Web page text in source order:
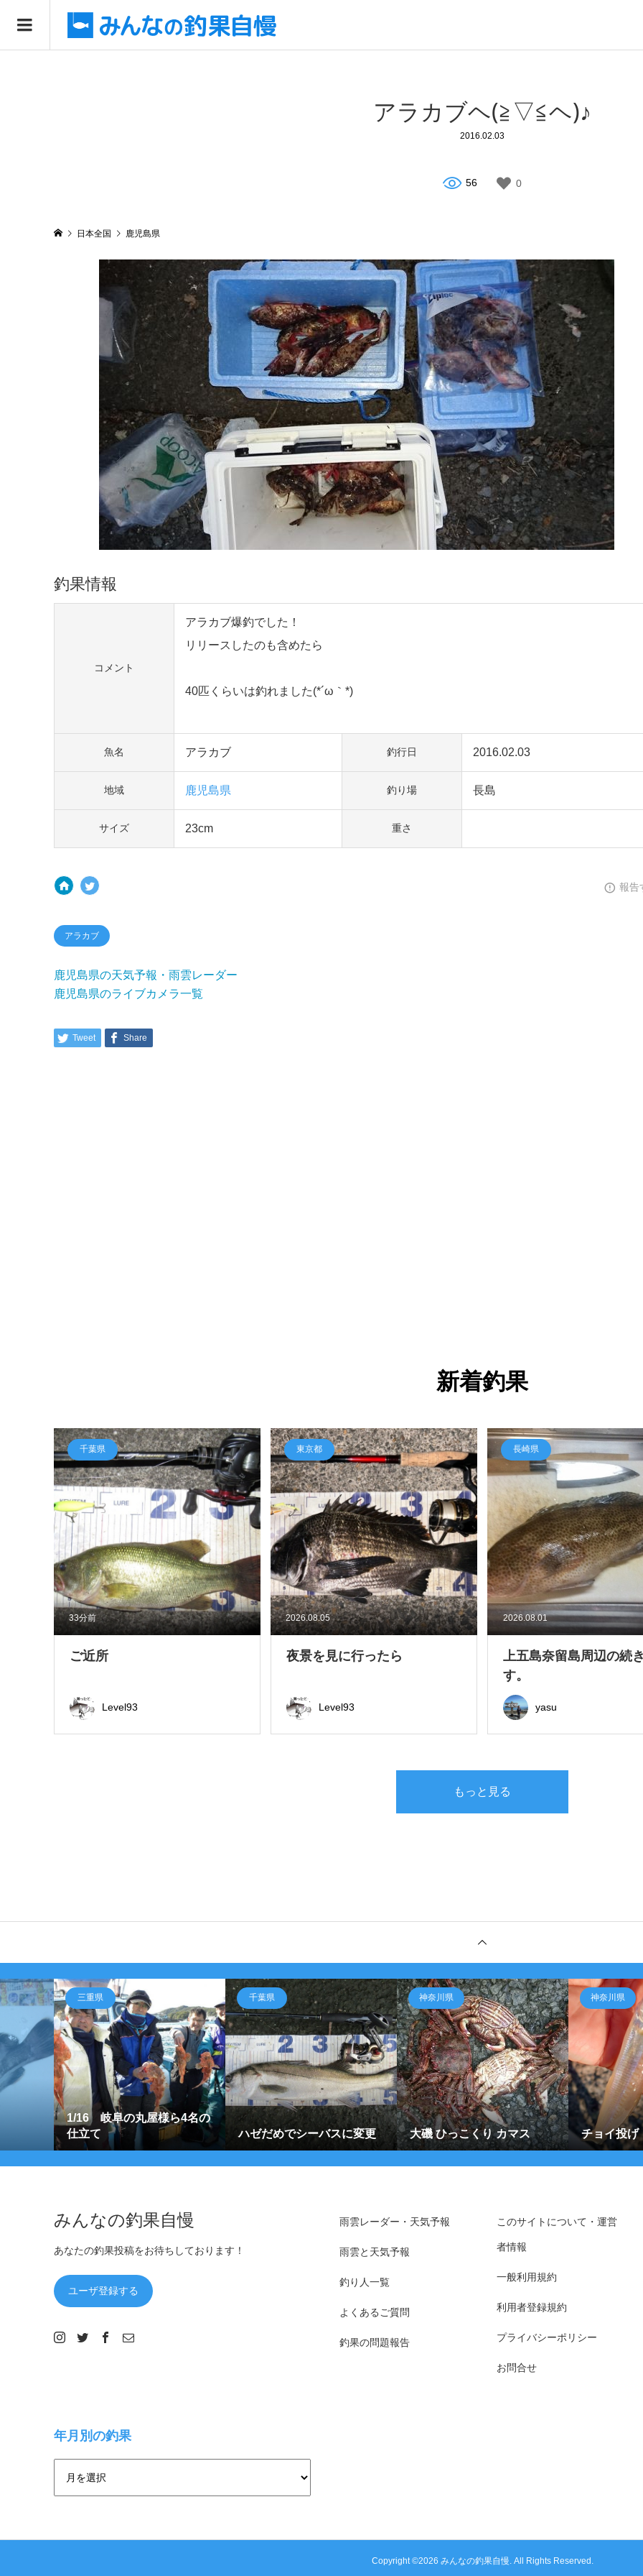
アラカブヘ(≧▽≦ヘ)♪
2016.02.03
56 0
日本全国 鹿児島県
釣果情報
コメント
アラカブ爆釣でした！
リリースしたのも含めたら
40匹くらいは釣れました(*´ω｀*)
魚名 アラカブ 釣行日 2016.02.03
地域 鹿児島県 釣り場 長島
サイズ 23cm 重さ
報告
アラカブ
鹿児島県の天気予報・雨雲レーダー
鹿児島県のライブカメラ一覧
Tweet Share
新着釣果
33分前
千葉県
ご近所
Level93
2026.08.05
東京都
夜景を見に行ったら
Level93
2026.08.01
長崎県
上五島奈留島周辺の続
す。
yasu
もっと見る
三重県
1/16 岐阜の丸屋様ら4名の
仕立て
千葉県
ハゼだめでシーバスに変更
神奈川県
大磯 ひっこくり カマス
神奈川県
チョイ投げ
みんなの釣果自慢
あなたの釣果投稿をお待ちしております！
ユーザ登録する
雨雲レーダー・天気予報
雨雲と天気予報
釣り人一覧
よくあるご質問
釣果の問題報告
このサイトについて・運営
者情報
一般利用規約
利用者登録規約
プライバシーポリシー
お問合せ
年月別の釣果
Copyright ©2026 みんなの釣果自慢. All Rights Reserved.